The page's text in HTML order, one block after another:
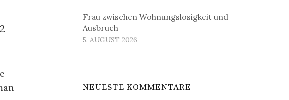
Frau zwischen Wohnungslosigkeit und
Ausbruch
5. AUGUST 2026
NEUESTE KOMMENTARE